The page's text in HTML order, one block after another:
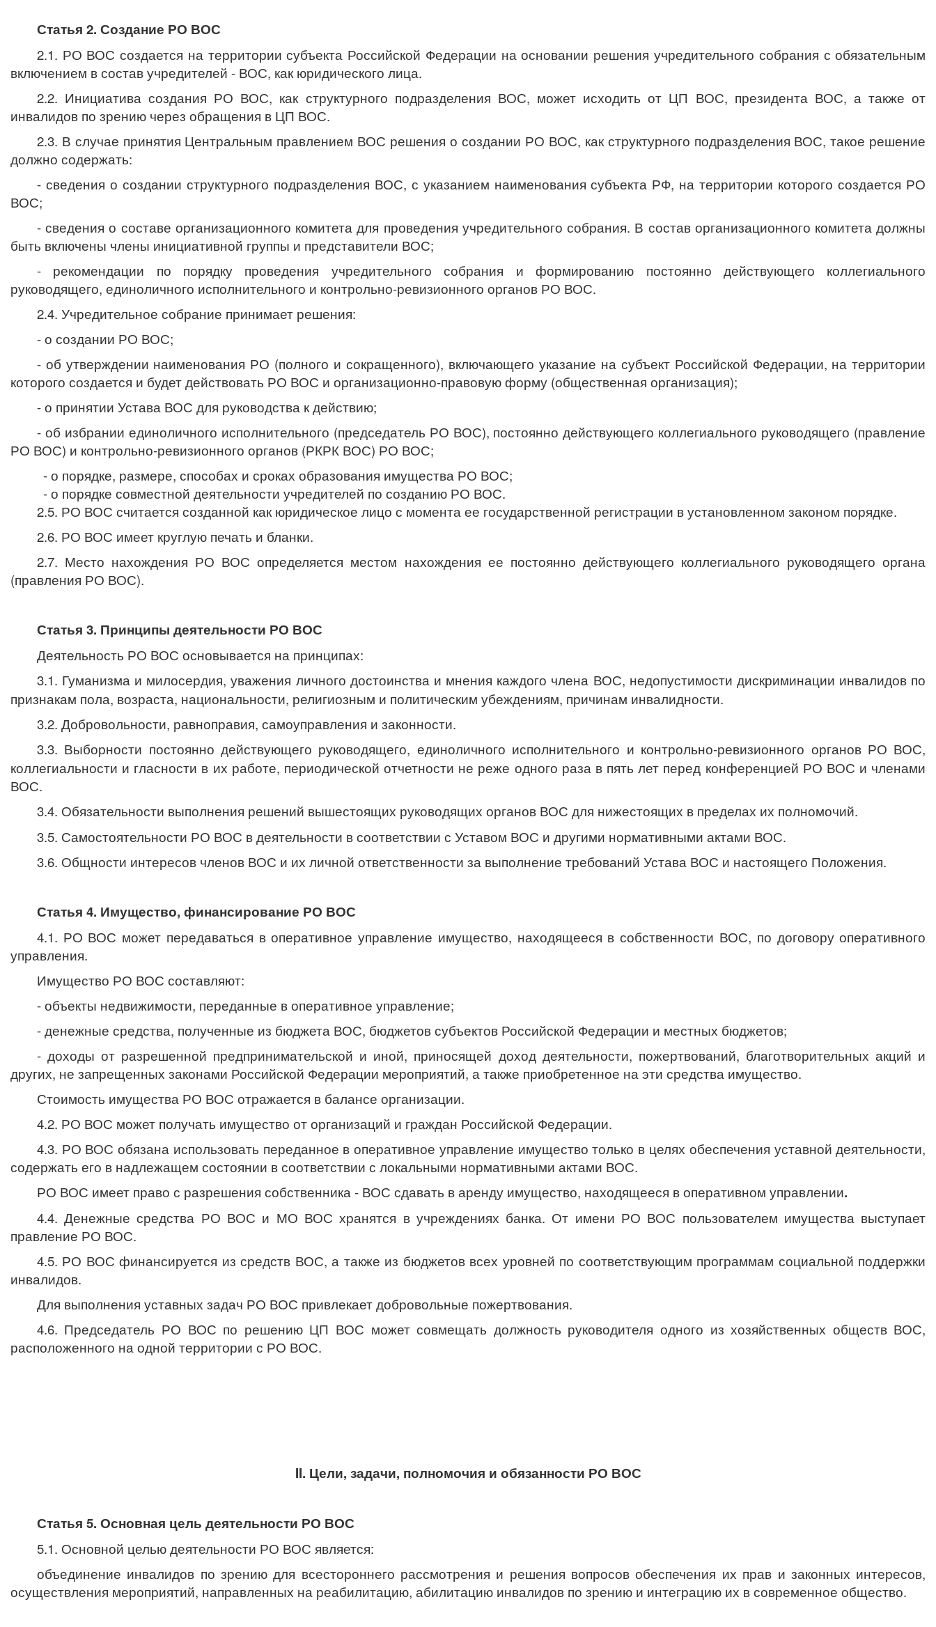
Статья 2. Создание РО ВОС
2.1. РО ВОС создается на территории субъекта Российской Федерации на основании решения учредительного собрания с обязательным
включением в состав учредителей - ВОС, как юридического лица.
2.2. Инициатива создания РО ВОС, как структурного подразделения ВОС, может исходить от ЦП ВОС, президента ВОС, а также от
инвалидов по зрению через обращения в ЦП ВОС.
2.3. В случае принятия Центральным правлением ВОС решения о создании РО ВОС, как структурного подразделения ВОС, такое решение
должно содержать:
- сведения о создании структурного подразделения ВОС, с указанием наименования субъекта РФ, на территории которого создается РО
ВОС;
- сведения о составе организационного комитета для проведения учредительного собрания. В состав организационного комитета должны
быть включены члены инициативной группы и представители ВОС;
- рекомендации по порядку проведения учредительного собрания и формированию постоянно действующего коллегиального
руководящего, единоличного исполнительного и контрольно-ревизионного органов РО ВОС.
2.4. Учредительное собрание принимает решения:
- о создании РО ВОС;
- об утверждении наименования РО (полного и сокращенного), включающего указание на субъект Российской Федерации, на территории
которого создается и будет действовать РО ВОС и организационно-правовую форму (общественная организация);
- о принятии Устава ВОС для руководства к действию;
- об избрании единоличного исполнительного (председатель РО ВОС), постоянно действующего коллегиального руководящего (правление
РО ВОС) и контрольно-ревизионного органов (РКРК ВОС) РО ВОС;
- о порядке, размере, способах и сроках образования имущества РО ВОС;
- о порядке совместной деятельности учредителей по созданию РО ВОС.
2.5. РО ВОС считается созданной как юридическое лицо с момента ее государственной регистрации в установленном законом порядке.
2.6. РО ВОС имеет круглую печать и бланки.
2.7. Место нахождения РО ВОС определяется местом нахождения ее постоянно действующего коллегиального руководящего органа
(правления РО ВОС).
Статья 3. Принципы деятельности РО ВОС
Деятельность РО ВОС основывается на принципах:
3.1. Гуманизма и милосердия, уважения личного достоинства и мнения каждого члена ВОС, недопустимости дискриминации инвалидов по
признакам пола, возраста, национальности, религиозным и политическим убеждениям, причинам инвалидности.
3.2. Добровольности, равноправия, самоуправления и законности.
3.3. Выборности постоянно действующего руководящего, единоличного исполнительного и контрольно-ревизионного органов РО ВОС,
коллегиальности и гласности в их работе, периодической отчетности не реже одного раза в пять лет перед конференцией РО ВОС и членами
ВОС.
3.4. Обязательности выполнения решений вышестоящих руководящих органов ВОС для нижестоящих в пределах их полномочий.
3.5. Самостоятельности РО ВОС в деятельности в соответствии с Уставом ВОС и другими нормативными актами ВОС.
3.6. Общности интересов членов ВОС и их личной ответственности за выполнение требований Устава ВОС и настоящего Положения.
Статья 4. Имущество, финансирование РО ВОС
4.1. РО ВОС может передаваться в оперативное управление имущество, находящееся в собственности ВОС, по договору оперативного
управления.
Имущество РО ВОС составляют:
- объекты недвижимости, переданные в оперативное управление;
- денежные средства, полученные из бюджета ВОС, бюджетов субъектов Российской Федерации и местных бюджетов;
- доходы от разрешенной предпринимательской и иной, приносящей доход деятельности, пожертвований, благотворительных акций и
других, не запрещенных законами Российской Федерации мероприятий, а также приобретенное на эти средства имущество.
Стоимость имущества РО ВОС отражается в балансе организации.
4.2. РО ВОС может получать имущество от организаций и граждан Российской Федерации.
4.3. РО ВОС обязана использовать переданное в оперативное управление имущество только в целях обеспечения уставной деятельности,
содержать его в надлежащем состоянии в соответствии с локальными нормативными актами ВОС.
РО ВОС имеет право с разрешения собственника - ВОС сдавать в аренду имущество, находящееся в оперативном управлении.
4.4. Денежные средства РО ВОС и МО ВОС хранятся в учреждениях банка. От имени РО ВОС пользователем имущества выступает
правление РО ВОС.
4.5. РО ВОС финансируется из средств ВОС, а также из бюджетов всех уровней по соответствующим программам социальной поддержки
инвалидов.
Для выполнения уставных задач РО ВОС привлекает добровольные пожертвования.
4.6. Председатель РО ВОС по решению ЦП ВОС может совмещать должность руководителя одного из хозяйственных обществ ВОС,
расположенного на одной территории с РО ВОС.
II. Цели, задачи, полномочия и обязанности РО ВОС
Статья 5. Основная цель деятельности РО ВОС
5.1. Основной целью деятельности РО ВОС является:
объединение инвалидов по зрению для всестороннего рассмотрения и решения вопросов обеспечения их прав и законных интересов,
осуществления мероприятий, направленных на реабилитацию, абилитацию инвалидов по зрению и интеграцию их в современное общество.